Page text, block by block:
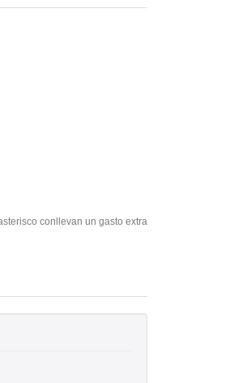
conllevan un gasto extra